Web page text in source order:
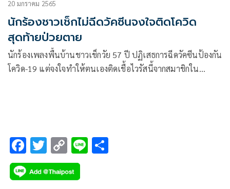
20 มกราคม 2565
นักร้องชาวเช็กไม่ฉีดวัคซีนจงใจติดโควิด
สุดท้ายป่วยตาย
นักร้องเพลงพื้นบ้านชาวเช็กวัย 57 ปี ปฏิเสธการฉีดวัคซีนป้องกัน
โควิด-19 แต่จงใจทำให้ตนเองติดเชื้อไวรัสนี้จากสมาชิกใน
F
ac
e
T
wi
tt
C
o
p
Li